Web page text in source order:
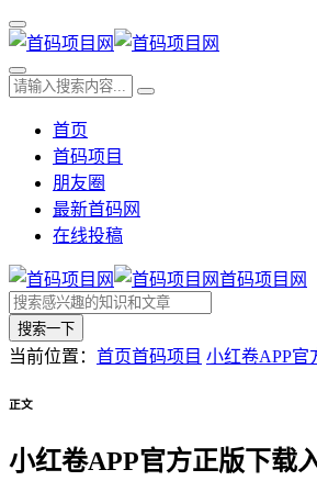
首页
首码项目
朋友圈
最新首码网
在线投稿
首码项目网
搜索一下
当前位置： 首页首码项目 小红卷APP官
正文
小红卷APP官方正版下载